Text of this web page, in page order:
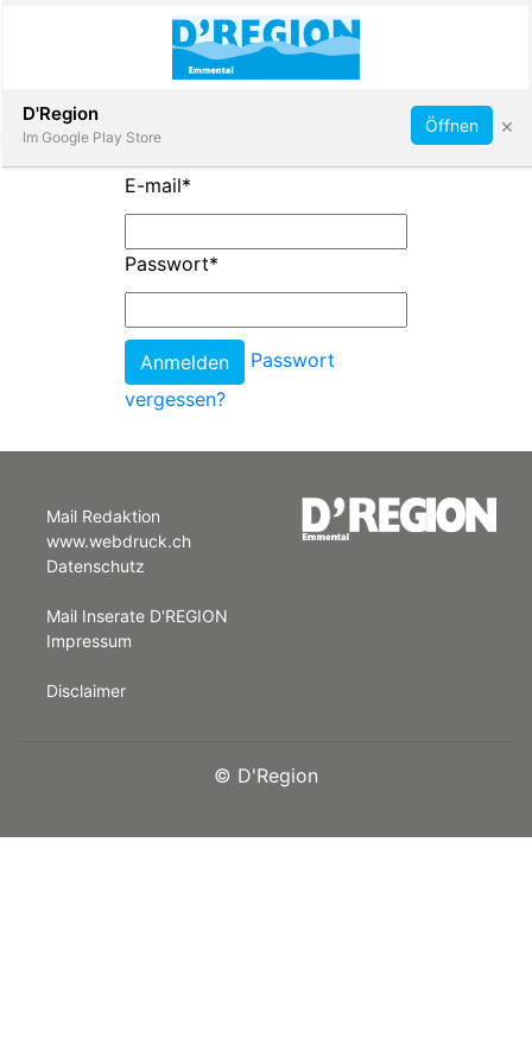
App
Abonnieren
E-mail*
Passwort*
Passwort
vergessen?
Mail Redaktion
www.webdruck.ch
Datenschutz
Mail Inserate D'REGION
Impressum
Disclaimer
© D'Region
D'Region
Im Google Play Store
Öffnen ×